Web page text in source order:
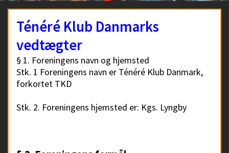
Ténéré Klub Danmarks
vedtægter
§ 1. Foreningens navn og hjemsted
Stk. 1 Foreningens navn er Ténéré Klub Danmark,
forkortet TKD
Stk. 2. Foreningens hjemsted er: Kgs. Lyngby